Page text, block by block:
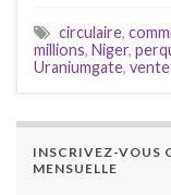
circulaire,
millions, Niger,
Uraniumgate, vente
INSCRIVEZ-VOUS
MENSUELLE